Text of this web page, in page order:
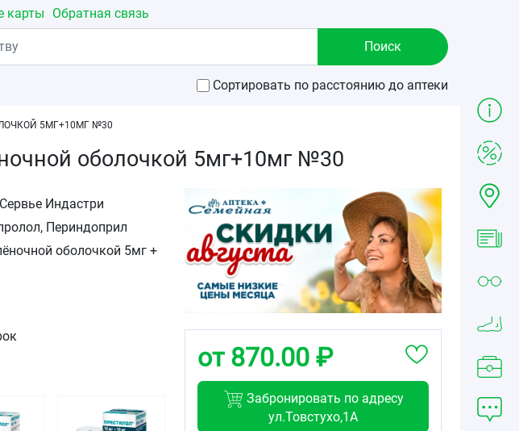
карты Обратная связь
Сортировать по расстоянию до аптеки
5МГ+10МГ №30
оболочкой 5мг+10мг №30
Индастри
Периндоприл
оболочкой 5мг +
от 870.00 ₽
Забронировать по адресу
ул.Товстухо,1А